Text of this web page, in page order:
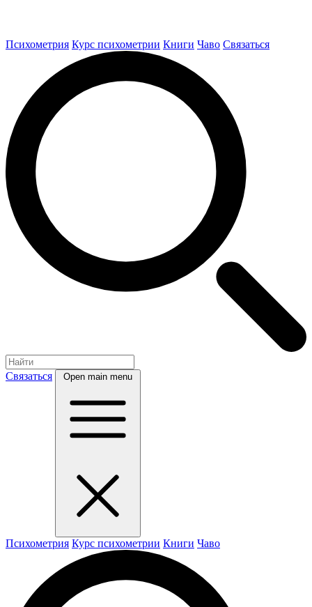
Психометрия Курс психометрии Книги Чаво Связаться
Связаться Open main menu
Психометрия Курс психометрии Книги Чаво